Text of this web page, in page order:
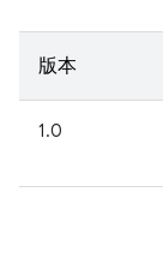
版本
1.0